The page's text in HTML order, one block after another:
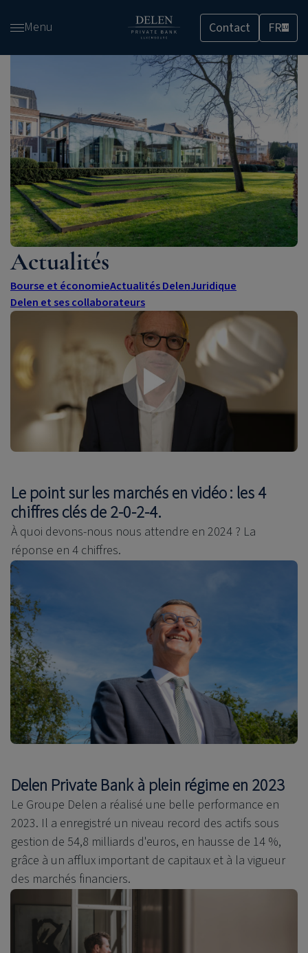
contenu
Menu Contact FRLU
Actualités
Bourse et économieActualités DelenJuridique
Delen et ses collaborateurs
Le point sur les marchés en vidéo : les 4
chiffres clés de 2-0-2-4.
À quoi devons-nous nous attendre en 2024 ? La
réponse en 4 chiffres.
Delen Private Bank à plein régime en 2023
Le Groupe Delen a réalisé une belle performance en
2023. Il a enregistré un niveau record des actifs sous
gestion de 54,8 milliards d'euros, en hausse de 14 %,
grâce à un afflux important de capitaux et à la vigueur
des marchés financiers.